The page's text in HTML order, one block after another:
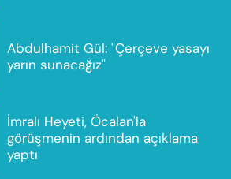
Abdulhamit Gül: "Çerçeve yasayı
yarın sunacağız"
İmralı Heyeti, Öcalan'la
görüşmenin ardından açıklama
yaptı